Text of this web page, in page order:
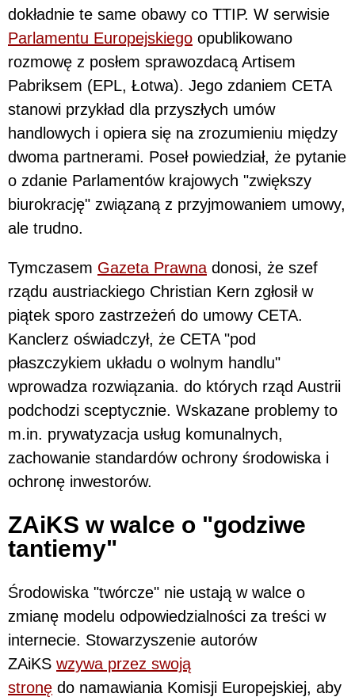
dokładnie te same obawy co TTIP. W serwisie
Parlamentu Europejskiego opublikowano
rozmowę z posłem sprawozdacą Artisem
Pabriksem (EPL, Łotwa). Jego zdaniem CETA
stanowi przykład dla przyszłych umów
handlowych i opiera się na zrozumieniu między
dwoma partnerami. Poseł powiedział, że pytanie
o zdanie Parlamentów krajowych "zwiększy
biurokrację" związaną z przyjmowaniem umowy,
ale trudno.
Tymczasem Gazeta Prawna donosi, że szef
rządu austriackiego Christian Kern zgłosił w
piątek sporo zastrzeżeń do umowy CETA.
Kanclerz oświadczył, że CETA "pod
płaszczykiem układu o wolnym handlu"
wprowadza rozwiązania. do których rząd Austrii
podchodzi sceptycznie. Wskazane problemy to
m.in. prywatyzacja usług komunalnych,
zachowanie standardów ochrony środowiska i
ochronę inwestorów.
ZAiKS w walce o "godziwe
tantiemy"
Środowiska "twórcze" nie ustają w walce o
zmianę modelu odpowiedzialności za treści w
internecie. Stowarzyszenie autorów
ZAiKS wzywa przez swoją
stronę do namawiania Komisji Europejskiej, aby